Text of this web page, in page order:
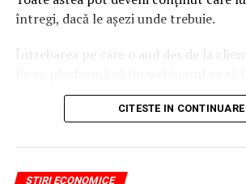
Parlament, oriunde
cel britanic şi în cel
german, francez şi
Congresul
trebuie să existe
a declarat Rareş
România TV
întregi, dacă le așezi unde trebuie.
Întrebarea pe care o aud des de la
din Google, nu doar lead-uri pe
scurt e că platforma contează, dar nu
Nu cel mai tare software câștigă, ci
CITESTE IN CONTINUARE
STIRI ECONOMICE